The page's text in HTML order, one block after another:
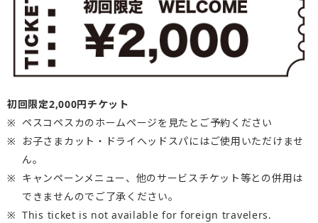
初回限定2,000円チケット
ペスコペスカのホームページを見たとご予約ください
お子さまカット・ドライヘッドスパにはご使用いただけませ
ん。
キャンペーンメニュー、他のサービスチケット等との併用は
できませんのでご了承ください。
This ticket is not available for foreign travelers.